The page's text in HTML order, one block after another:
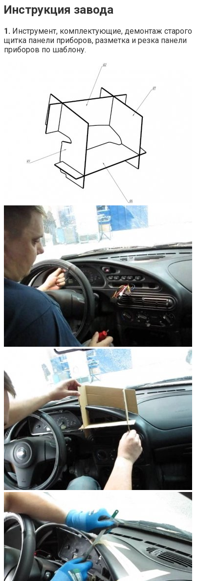
Инструкция завода
1. Инструмент, комплектующие, демонтаж старого
щитка панели приборов, разметка и резка панели
приборов по шаблону.